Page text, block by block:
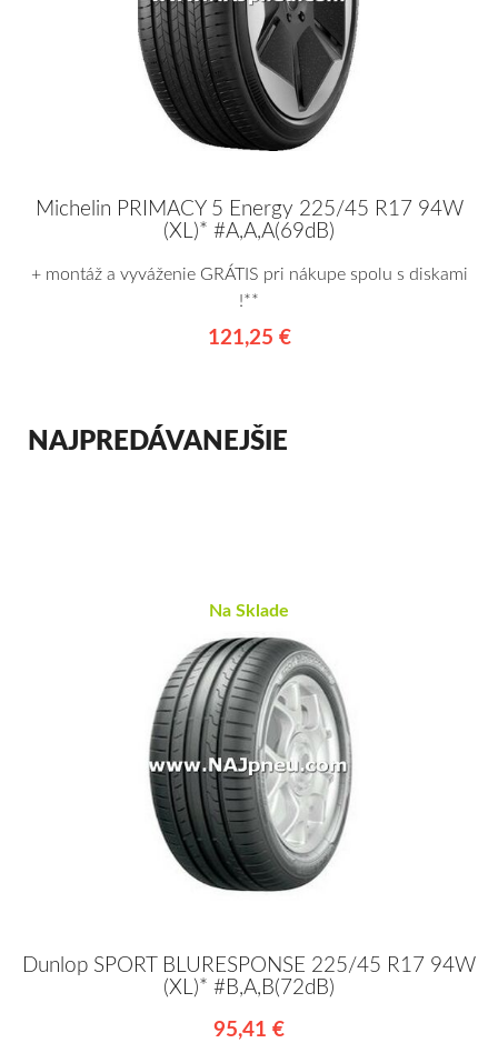
Michelin PRIMACY 5 Energy 225/45 R17 94W
(XL)* #A,A,A(69dB)
+ montáž a vyváženie GRÁTIS pri nákupe spolu s diskami
!**
121,25 €
NAJPREDÁVANEJŠIE
Na Sklade
Dunlop SPORT BLURESPONSE 225/45 R17 94W
(XL)* #B,A,B(72dB)
95,41 €